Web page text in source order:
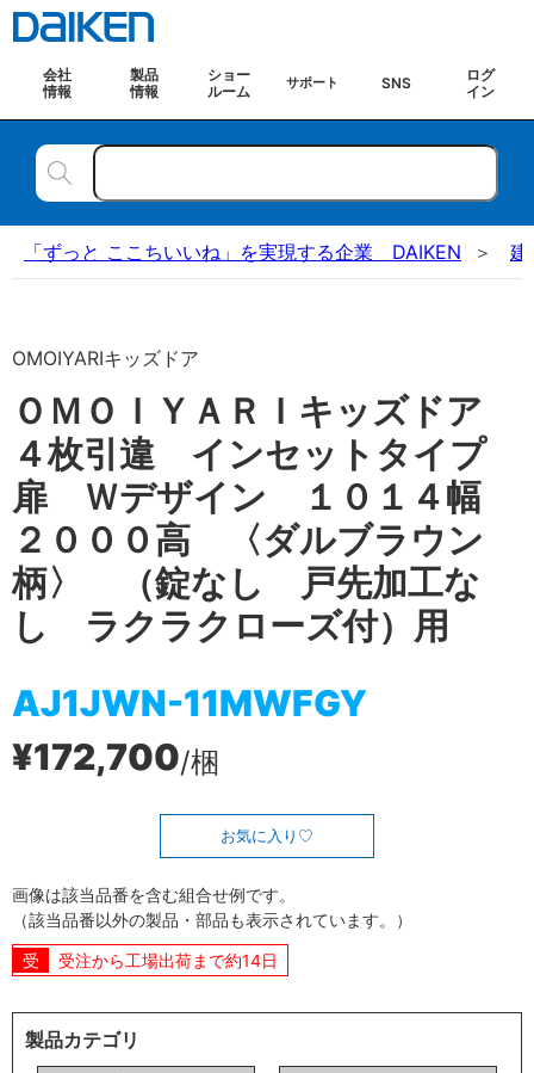
会社
情報
製品
情報
ショー
ルーム
サポート SNS
ログ
イン
「ずっと ここちいいね」を実現する企業 DAIKEN 建
OMOIYARIキッズドア
ＯＭＯＩＹＡＲＩキッズドア
４枚引違 インセットタイプ
扉 Ｗデザイン １０１４幅
２０００高 〈ダルブラウン
柄〉 （錠なし 戸先加工な
し ラクラクローズ付）用
AJ1JWN-11MWFGY
¥172,700/梱
お気に入り
画像は該当品番を含む組合せ例です。
（該当品番以外の製品・部品も表示されています。）
受注から工場出荷まで約14日
製品カテゴリ